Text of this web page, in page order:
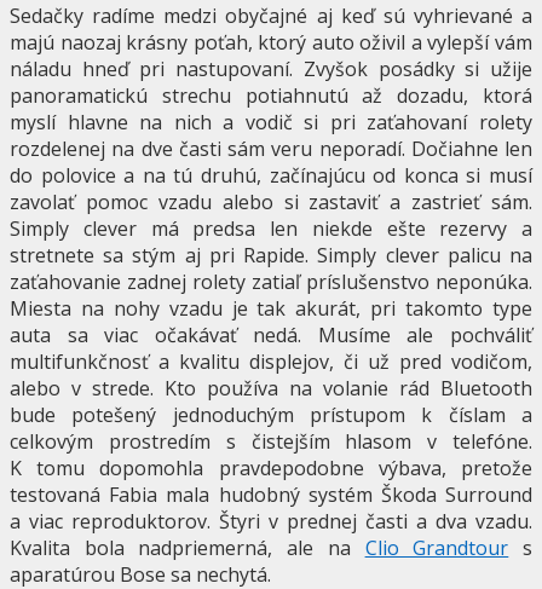
Sedačky radíme medzi obyčajné aj keď sú vyhrievané a
majú naozaj krásny poťah, ktorý auto oživil a vylepší vám
náladu hneď pri nastupovaní. Zvyšok posádky si užije
panoramatickú strechu potiahnutú až dozadu, ktorá
myslí hlavne na nich a vodič si pri zaťahovaní rolety
rozdelenej na dve časti sám veru neporadí. Dočiahne len
do polovice a na tú druhú, začínajúcu od konca si musí
zavolať pomoc vzadu alebo si zastaviť a zastrieť sám.
Simply clever má predsa len niekde ešte rezervy a
stretnete sa stým aj pri Rapide. Simply clever palicu na
zaťahovanie zadnej rolety zatiaľ príslušenstvo neponúka.
Miesta na nohy vzadu je tak akurát, pri takomto type
auta sa viac očakávať nedá. Musíme ale pochváliť
multifunkčnosť a kvalitu displejov, či už pred vodičom,
alebo v strede. Kto používa na volanie rád Bluetooth
bude potešený jednoduchým prístupom k číslam a
celkovým prostredím s čistejším hlasom v telefóne.
K tomu dopomohla pravdepodobne výbava, pretože
testovaná Fabia mala hudobný systém Škoda Surround
a viac reproduktorov. Štyri v prednej časti a dva vzadu.
Kvalita bola nadpriemerná, ale na Clio Grandtour s
aparatúrou Bose sa nechytá.